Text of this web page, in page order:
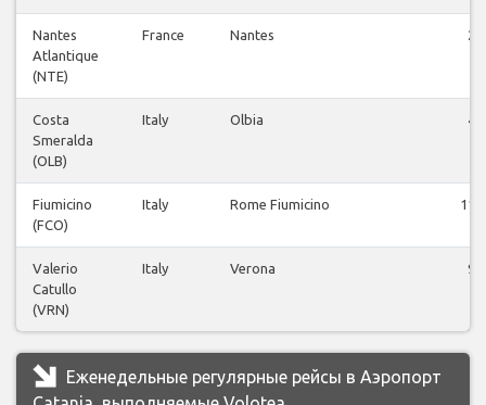
Nantes
Atlantique
(NTE)
France Nantes 2
Costa
Smeralda
(OLB)
Italy Olbia 4
Fiumicino
(FCO)
Italy Rome Fiumicino 117
Valerio
Catullo
(VRN)
Italy Verona 9
Еженедельные регулярные рейсы в Аэропорт